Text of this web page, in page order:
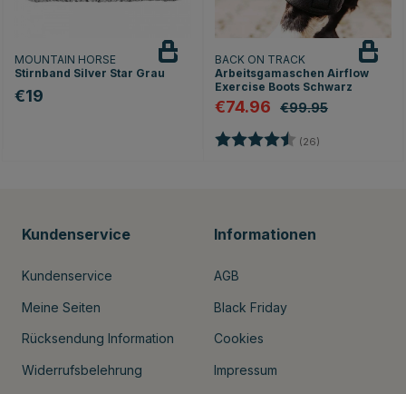
MOUNTAIN HORSE
Stirnband Silver Star Grau
€19
BACK ON TRACK
Arbeitsgamaschen Airflow
Exercise Boots Schwarz
€74.96 €99.95
Bewertung: (26)
Kundenservice
Kundenservice
Meine Seiten
Rücksendung Information
Widerrufsbelehrung
Informationen
AGB
Black Friday
Cookies
Impressum